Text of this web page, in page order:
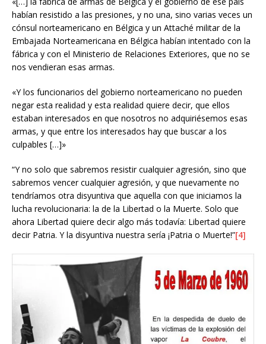
habían resistido a las presiones, y no una, sino varias veces un
cónsul norteamericano en Bélgica y un Attaché militar de la
Embajada Norteamericana en Bélgica habían intentado con la
fábrica y con el Ministerio de Relaciones Exteriores, que no se
nos vendieran esas armas.
«Y los funcionarios del gobierno norteamericano no pueden
negar esta realidad y esta realidad quiere decir, que ellos
estaban interesados en que nosotros no adquiriésemos esas
armas, y que entre los interesados hay que buscar a los
culpables […]»
“Y no solo que sabremos resistir cualquier agresión, sino que
sabremos vencer cualquier agresión, y que nuevamente no
tendríamos otra disyuntiva que aquella con que iniciamos la
lucha revolucionaria: la de la Libertad o la Muerte. Solo que
ahora Libertad quiere decir algo más todavía: Libertad quiere
decir Patria. Y la disyuntiva nuestra sería ¡Patria o Muerte!”[4]